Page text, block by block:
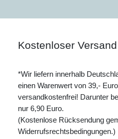
Kostenloser Versand
*Wir liefern innerhalb
einen Warenwert von 39,- Euro
versandkostenfrei! Darunter
nur 6,90 Euro.
(Kostenlose Rücksendung
Widerrufsrechtsbedingungen.)